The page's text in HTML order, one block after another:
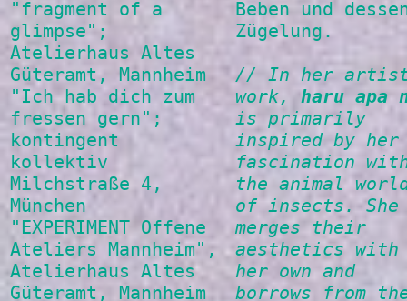
"fragment of a
glimpse";
Atelierhaus Altes
Güteramt, Mannheim
"Ich hab dich zum
fressen gern";
kontingent
kollektiv
Milchstraße 4,
München
"EXPERIMENT Offene
Ateliers Mannheim",
Atelierhaus Altes
Güteramt, Mannheim
Beben und
Zügelung.
// In her
work,haru apa
is primarily
inspired by her
fascination
the animal
of insects. She
merges their
aesthetics with
her own and
borrows from